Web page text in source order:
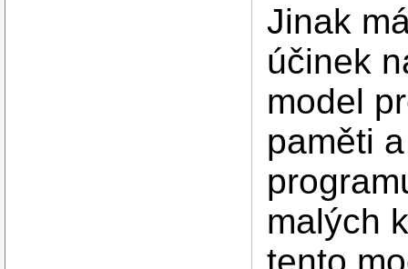
Jinak
účinek
model
paměti
malých
tento